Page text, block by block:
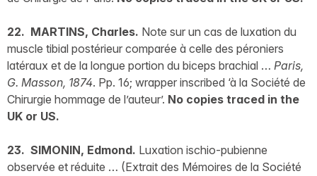
22. MARTINS, Charles. Note sur un cas de luxation du
muscle tibial postérieur comparée à celle des péroniers
latéraux et de la longue portion du biceps brachial … Paris,
G. Masson, 1874. Pp. 16; wrapper inscribed ‘à la Société de
Chirurgie hommage de l’auteur’. No copies traced in the
UK or US.
23. SIMONIN, Edmond. Luxation ischio-pubienne
observée et réduite … (Extrait des Mémoires de la Société